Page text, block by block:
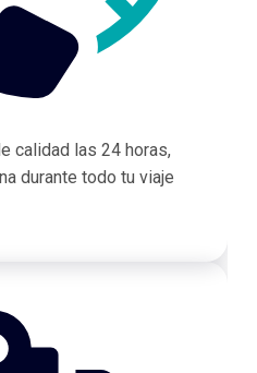
calidad las 24 horas,
durante todo tu viaje